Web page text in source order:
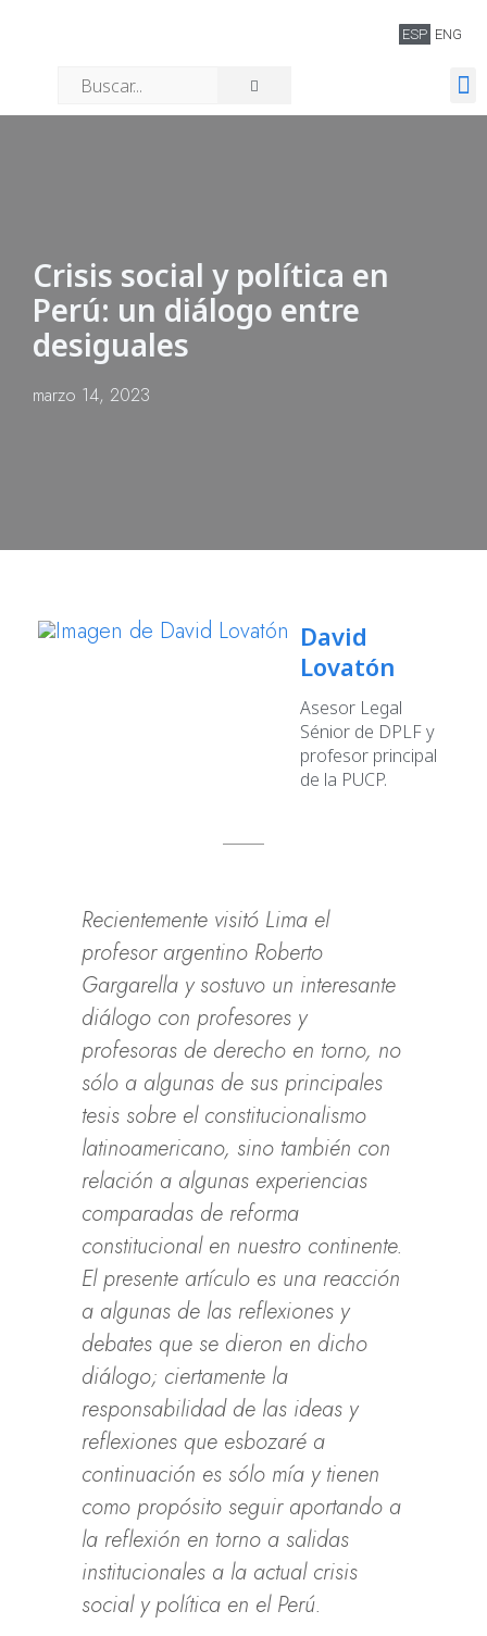
ESP ENG
Crisis social y política en
Perú: un diálogo entre
desiguales
marzo 14, 2023
David
Lovatón
Asesor Legal
Sénior de DPLF y
profesor principal
de la PUCP.
Recientemente visitó Lima el
profesor argentino Roberto
Gargarella y sostuvo un interesante
diálogo con profesores y
profesoras de derecho en torno, no
sólo a algunas de sus principales
tesis sobre el constitucionalismo
latinoamericano, sino también con
relación a algunas experiencias
comparadas de reforma
constitucional en nuestro continente.
El presente artículo es una reacción
a algunas de las reflexiones y
debates que se dieron en dicho
diálogo; ciertamente la
responsabilidad de las ideas y
reflexiones que esbozaré a
continuación es sólo mía y tienen
como propósito seguir aportando a
la reflexión en torno a salidas
institucionales a la actual crisis
social y política en el Perú.